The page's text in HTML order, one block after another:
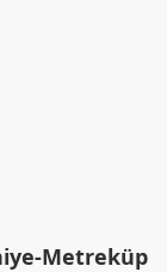
Metreküp